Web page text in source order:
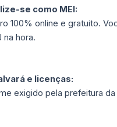
se como MEI:
100% online e gratuito.
na hora.
e licenças:
exigido pela prefeitura da